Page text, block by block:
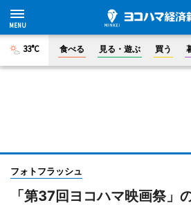
33°C 食べる 見る・遊ぶ 買う
フォトフラッシュ
「第37回ヨコハマ映画祭」